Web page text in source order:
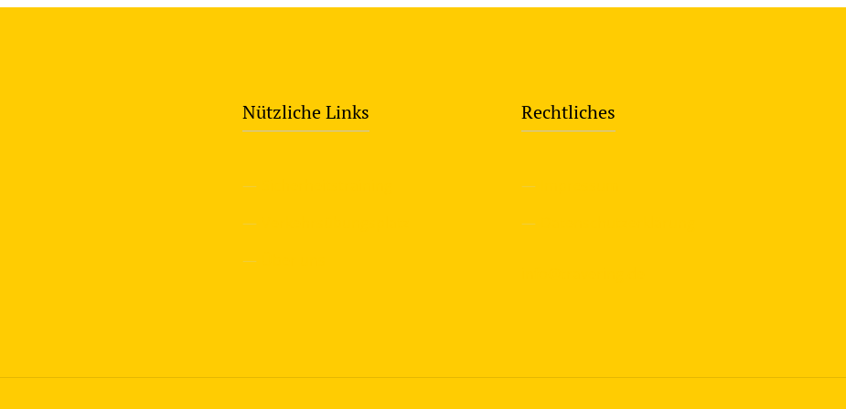
Nützliche Links
—
—
—
Rechtliches
—
—